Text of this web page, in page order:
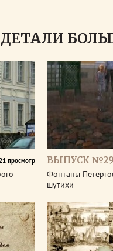
просмотр ВЫПУСК
Фонтаны
шутихи